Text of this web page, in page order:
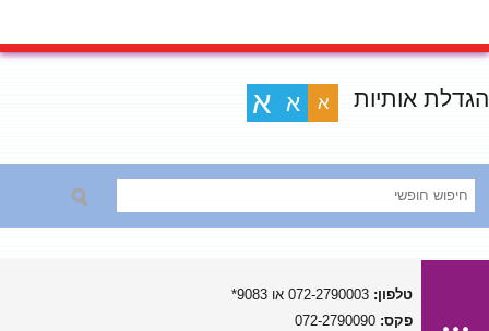
הגדלת אותיות א א א
טלפון:
פקס: